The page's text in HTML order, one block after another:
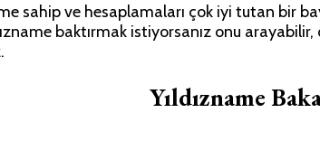
sahip ve hesaplamaları çok iyi tutan bir
baktırmak istiyorsanız onu
Yıldızname